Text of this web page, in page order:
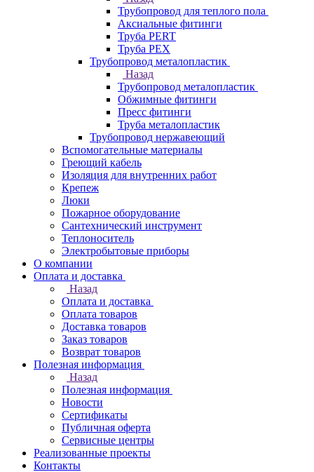
Трубопровод для теплого пола
Аксиальные фитинги
Труба PERT
Труба PEX
Трубопровод металопластик
Назад
Трубопровод металопластик
Обжимные фитинги
Пресс фитинги
Труба металопластик
Трубопровод нержавеющий
Вспомогательные материалы
Греющий кабель
Изоляция для внутренних работ
Крепеж
Люки
Пожарное оборудование
Сантехнический инструмент
Теплоноситель
Электробытовые приборы
О компании
Оплата и доставка
Назад
Оплата и доставка
Оплата товаров
Доставка товаров
Заказ товаров
Возврат товаров
Полезная информация
Назад
Полезная информация
Новости
Сертификаты
Публичная оферта
Сервисные центры
Реализованные проекты
Контакты